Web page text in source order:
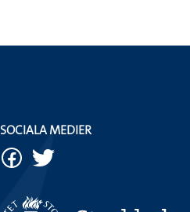
SOCIALA MEDIER